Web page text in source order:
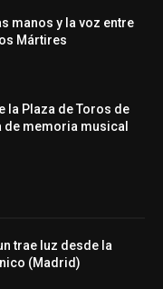
manos y la voz entre
Mártires
la Plaza de Toros de
de memoria musical
trae luz desde la
(Madrid)